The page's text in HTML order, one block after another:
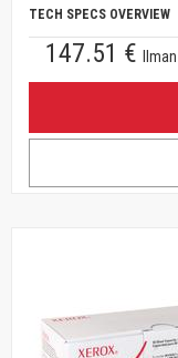
TECH SPECS OVERVIEW
147.51 €